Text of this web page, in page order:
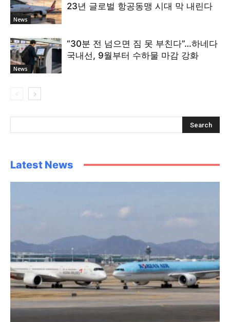
News
23년 글로벌 항공동맹 시대 막 내린다
News
“30분 전 넘으면 짐 못 부친다”…하네다
국내선, 9월부터 수하물 마감 강화
Latest News